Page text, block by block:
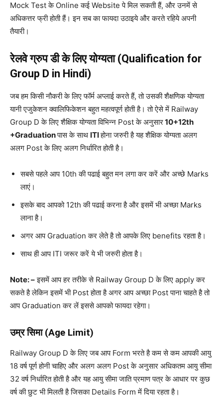
Mock Test के Online कई Website पे मिल सकती हैं, और उनमें से
अधिकत्तर फ्री होती हैं। इन सब का फायदा उठाइये और करते रहिये अपनी
तैयारी।
रेलवे ग्रुप डी के लिए योग्यता (Qualification for
Group D in Hindi)
जब हम किसी नौकरी के लिए फॉर्म अप्लाई करते हैं, तो उसकी शैक्षणिक योग्यता
यानी एजुकेशन क्वालिफिकेशन बहुत महत्वपूर्ण होती है। तो ऐसे में Railway
Group D के लिए शैक्षिक योग्यता विभिन्न Post के अनुसार10+12th
+Graduationपास के साथ ITIहोना जरुरी है यह शैक्षिक योग्यता अलग
अलग Post के लिए अलग निर्धारित होती है।
सबसे पहले आप 10th की पढाई बहुत मन लगा कर करें और अच्छे Marks
लाएं।
इसके बाद आपको 12th की पढाई करना है और इसमें भी अच्छा Marks
लाना है।
अगर आप Graduation कर लेते है तो आपके लिए benefits रहता है।
साथ ही आप ITI जरूर करें ये भी जरुरी होता है।
Note: –इसमें आप हर तरीके से Railway Group D के लिए apply कर
सकते है लेकिन इसमें भी Post होता है अगर आप अच्छा Post पाना चाहते है तो
आप Graduation कर लें इससे आपको फायदा रहेगा।
उम्र सिमा (Age Limit)
Railway Group D के लिए जब आप Form भरते है कम से कम आपकी आयु
18वर्ष पूर्ण होनी चाहिए और अलग अलग Post के अनुसार अधिकतम आयु सीमा
32वर्ष निर्धारित होती है और यह आयु सीमा जाति प्रमाण पत्र के आधार पर कुछ
वर्ष की छुट भी मिलती है जिसका Details Form में दिया रहता है।